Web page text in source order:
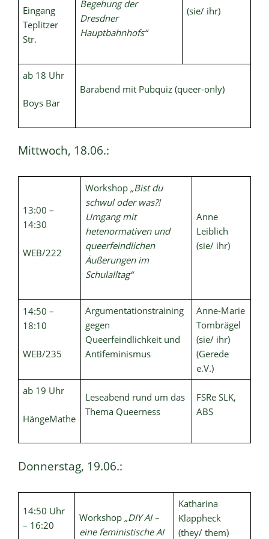
Eingang
Teplitzer
Str.
Begehung der
Dresdner
Hauptbahnhofs“
(sie/ ihr)
ab 18 Uhr
Boys Bar
Barabend mit Pubquiz (queer-only)
Mittwoch, 18.06.:
13:00 –
14:30
WEB/222
Workshop „Bist du
schwul oder was?!
Umgang mit
hetenormativen und
queerfeindlichen
Äußerungen im
Schulalltag“
Anne
Leiblich
(sie/ ihr)
14:50 –
18:10
WEB/235
Argumentationstraining
gegen
Queerfeindlichkeit und
Antifeminismus
Anne-Marie
Tombrägel
(sie/ ihr)
(Gerede
e.V.)
ab 19 Uhr
HängeMathe
Leseabend rund um das
Thema Queerness
FSRe SLK,
ABS
Donnerstag, 19.06.:
14:50 Uhr
– 16:20
Workshop „DIY AI –
eine feministische AI
Katharina
Klappheck
(they/ them)